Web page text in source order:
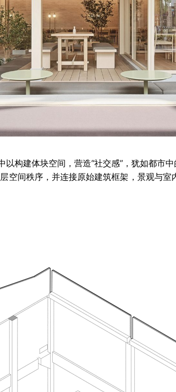
构建体块空间，营造“社交感”，犹如都市
空间秩序，并连接原始建筑框架，景观与